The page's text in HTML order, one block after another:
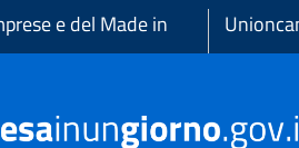
e del Made in